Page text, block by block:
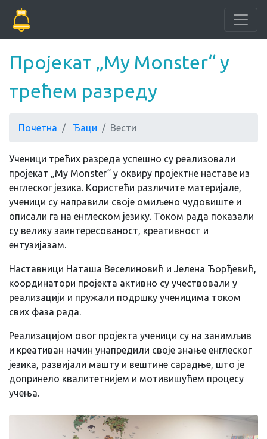
Пројекат „My Monster“ у
трећем разреду
Почетна Ђаци Вести
Ученици трећих разреда успешно су реализовали
пројекат „My Monster“ у оквиру пројектне наставе из
енглеског језика. Користећи различите материјале,
ученици су направили своје омиљено чудовиште и
описали га на енглеском језику. Током рада показали
су велику заинтересованост, креативност и
ентузијазам.
Наставници Наташа Веселиновић и Јелена Ђорђевић,
координатори пројекта активно су учествовали у
реализацији и пружали подршку ученицима током
свих фаза рада.
Реализацијом овог пројекта ученици су на занимљив
и креативан начин унапредили своје знање енглеског
језика, развијали машту и вештине сарадње, што је
допринело квалитетнијем и мотивишућем процесу
учења.